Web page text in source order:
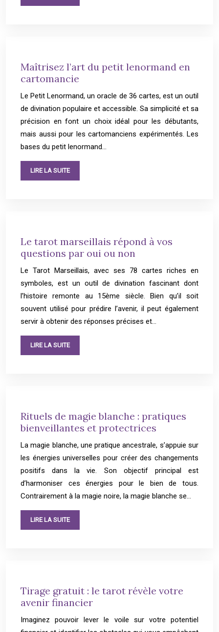
Maîtrisez l’art du petit lenormand en
cartomancie
Le Petit Lenormand, un oracle de 36 cartes, est un outil
de divination populaire et accessible. Sa simplicité et sa
précision en font un choix idéal pour les débutants,
mais aussi pour les cartomanciens expérimentés. Les
bases du petit lenormand…
LIRE LA SUITE
Le tarot marseillais répond à vos
questions par oui ou non
Le Tarot Marseillais, avec ses 78 cartes riches en
symboles, est un outil de divination fascinant dont
l’histoire remonte au 15ème siècle. Bien qu’il soit
souvent utilisé pour prédire l’avenir, il peut également
servir à obtenir des réponses précises et…
LIRE LA SUITE
Rituels de magie blanche : pratiques
bienveillantes et protectrices
La magie blanche, une pratique ancestrale, s’appuie sur
les énergies universelles pour créer des changements
positifs dans la vie. Son objectif principal est
d’harmoniser ces énergies pour le bien de tous.
Contrairement à la magie noire, la magie blanche se…
LIRE LA SUITE
Tirage gratuit : le tarot révèle votre
avenir financier
Imaginez pouvoir lever le voile sur votre potentiel